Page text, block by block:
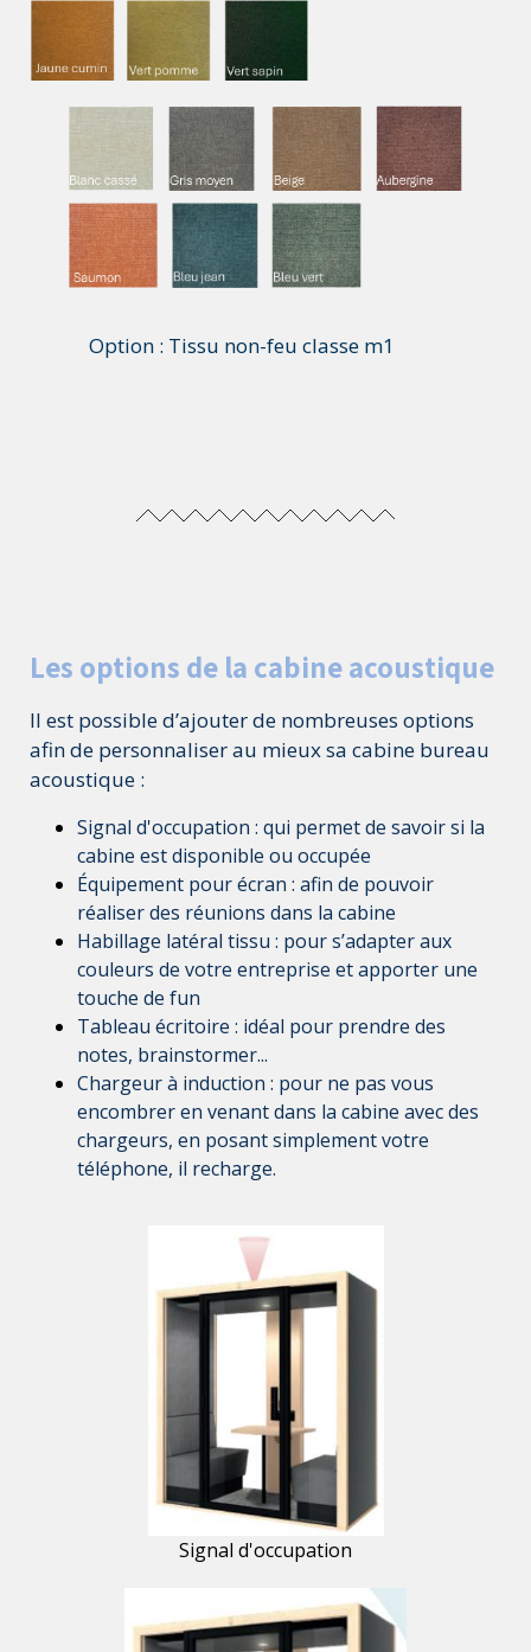
Option : Tissu non-feu classe m1
Les options de la cabine acoustique
Il est possible d’ajouter de nombreuses options
afin de personnaliser au mieux sa cabine bureau
acoustique :
Signal d'occupation : qui permet de savoir si la
cabine est disponible ou occupée
Équipement pour écran : afin de pouvoir
réaliser des réunions dans la cabine
Habillage latéral tissu : pour s’adapter aux
couleurs de votre entreprise et apporter une
touche de fun
Tableau écritoire : idéal pour prendre des
notes, brainstormer...
Chargeur à induction : pour ne pas vous
encombrer en venant dans la cabine avec des
chargeurs, en posant simplement votre
téléphone, il recharge.
Signal d'occupation